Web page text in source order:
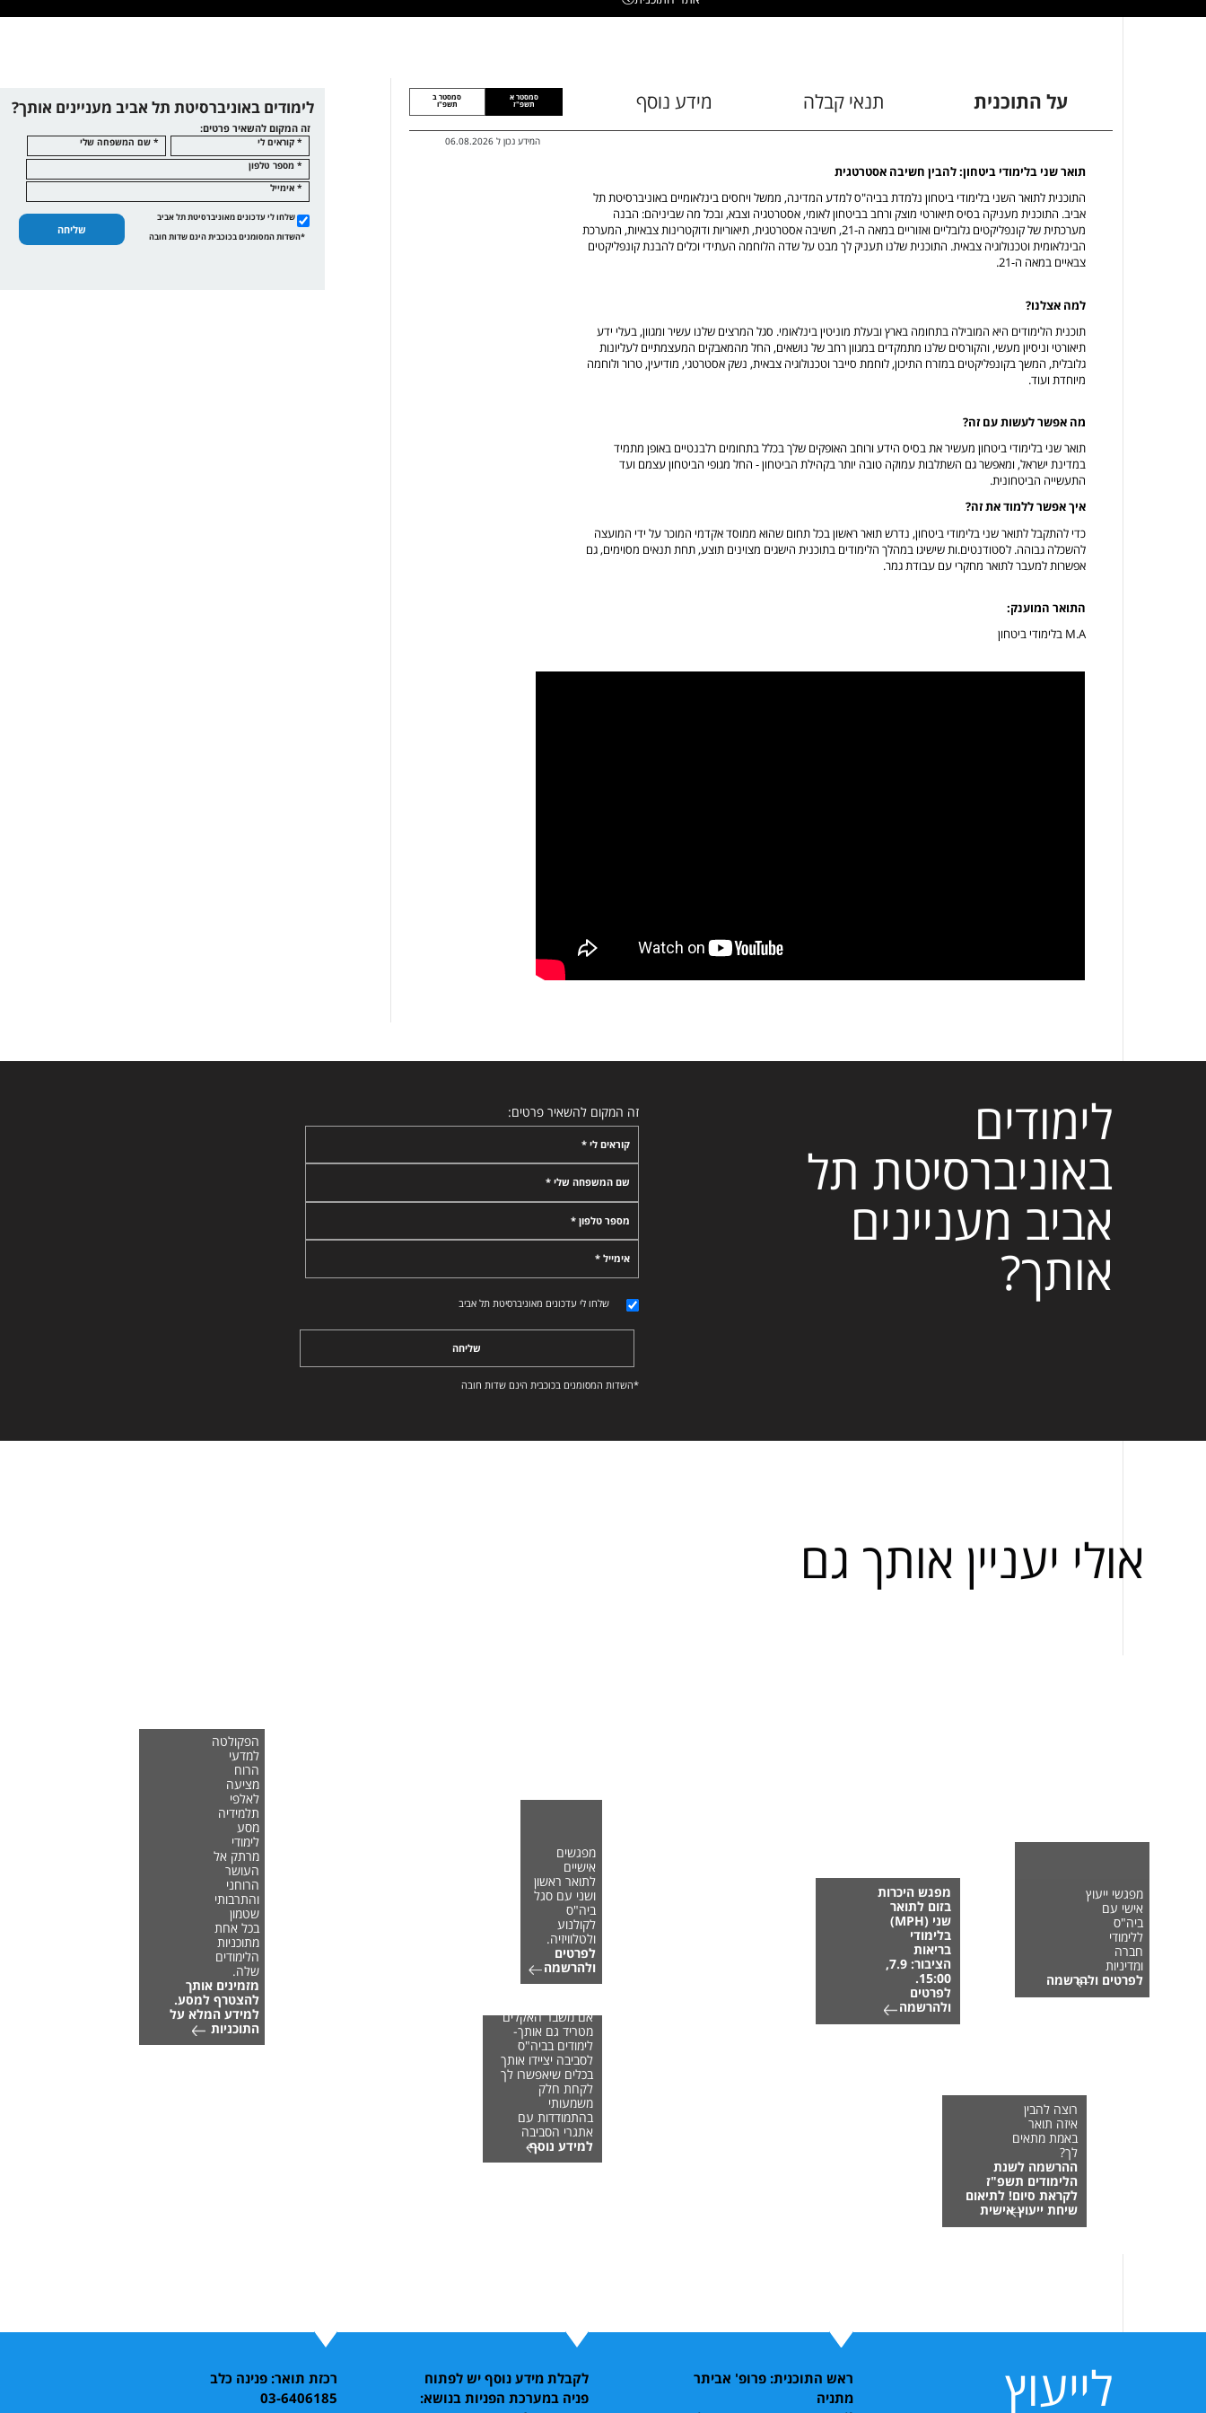
סמסטר א
תשפ"ז
סמסטר ב
תשפ"ו
המידע נכון ל 06.08.2026
על התוכנית תנאי קבלה מידע נוסף
תואר שני בלימודי ביטחון: להבין חשיבה אסטרטגית
התוכנית לתואר השני בלימודי ביטחון נלמדת בביה"ס למדע המדינה, ממשל ויחסים בינלאומיים באוניברסיטת תל
אביב. התוכנית מעניקה בסיס תיאורטי מוצק ורחב בביטחון לאומי, אסטרטגיה וצבא, ובכל מה שביניהם: הבנה
מערכתית של קונפליקטים גלובליים ואזוריים במאה ה-21, חשיבה אסטרטגית, תיאוריות ודוקטרינות צבאיות, המערכת
הבינלאומית וטכנולוגיה צבאית. התוכנית שלנו תעניק לך מבט על שדה הלוחמה העתידי וכלים להבנת קונפליקטים
צבאיים במאה ה-21.
למה אצלנו?
תוכנית הלימודים היא המובילה בתחומה בארץ ובעלת מוניטין בינלאומי. סגל המרצים שלנו עשיר ומגוון, בעלי ידע
תיאורטי וניסיון מעשי, והקורסים שלנו מתמקדים במגוון רחב של נושאים, החל מהמאבקים המעצמתיים לעליונות
גלובלית, המשך בקונפליקטים במזרח התיכון, לוחמת סייבר וטכנולוגיה צבאית, נשק אסטרטגי, מודיעין, טרור ולוחמה
מיוחדת ועוד.
מה אפשר לעשות עם זה?
תואר שני בלימודי ביטחון מעשיר את בסיס הידע ורוחב האופקים שלך בכלל בתחומים רלבנטיים באופן מתמיד
במדינת ישראל, ומאפשר גם השתלבות עמוקה טובה יותר בקהילת הביטחון - החל מגופי הביטחון עצמם ועד
התעשייה הביטחונית.
איך אפשר ללמוד את זה?
כדי להתקבל לתואר שני בלימודי ביטחון, נדרש תואר ראשון בכל תחום שהוא ממוסד אקדמי המוכר על ידי המועצה
להשכלה גבוהה. לסטודנטים.ות שישיגו במהלך הלימודים בתוכנית הישגים מצוינים תוצע, תחת תנאים מסוימים, גם
אפשרות למעבר לתואר מחקרי עם עבודת גמר.
התואר המוענק:
M.A בלימודי ביטחון
לימודים באוניברסיטת תל אביב מעניינים אותך?
זה המקום להשאיר פרטים:
* קוראים לי
* שם המשפחה שלי
* מספר טלפון
* אימייל
שלחו לי עדכונים מאוניברסיטת תל אביב
שליחה
*השדות המסומנים בכוכבית הינם שדות חובה
לימודים
באוניברסיטת תל
אביב מעניינים
אותך?
זה המקום להשאיר פרטים:
קוראים לי *
שם המשפחה שלי *
מספר טלפון *
אימייל *
שלחו לי עדכונים מאוניברסיטת תל אביב
שליחה
*השדות המסומנים בכוכבית הינם שדות חובה
אולי יעניין אותך גם
הפקולטה
למדעי
הרוח
מציעה
לאלפי
תלמידיה
מסע
לימודי
מרתק אל
העושר
הרוחני
והתרבותי
שטמון
בכל אחת
מתוכניות
הלימודים
שלה.
מזמינים אותך
להצטרף למסע.
למידע המלא על
התוכניות
מפגשים
אישיים
לתואר ראשון
ושני עם סגל
ביה"ס
לקולנוע
ולטלוויזיה.
לפרטים
ולהרשמה
מפגשי ייעוץ
אישי עם
ביה"ס
ללימודי
חברה
ומדיניות
לפרטים ולהרשמה
מפגש היכרות
בזום לתואר
שני (MPH)
בלימודי
בריאות
הציבור: 7.9,
15:00.
לפרטים
ולהרשמה
אם משבר האקלים
מטריד גם אותך-
לימודים בביה"ס
לסביבה יציידו אותך
בכלים שיאפשרו לך
לקחת חלק
משמעותי
בהתמודדות עם
אתגרי הסביבה
למידע נוסף
רוצה להבין
איזה תואר
באמת מתאים
לך?
ההרשמה לשנת
הלימודים תשפ"ז
לקראת סיום! לתיאום
שיחת ייעוץ אישית
לייעוץ
ראש התוכנית: פרופ' אביתר
מתניה
לקבלת מידע נוסף יש לפתוח
פניה במערכת הפניות בנושא:
רכזת תואר: פנינה כלב
03-6406185